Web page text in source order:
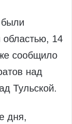
областью, 14
сообщило
над
Тульской.
дня,